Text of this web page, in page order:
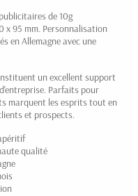
de 10g
x 95 mm. Personnalisation
en Allemagne avec une
un excellent support
Parfaits pour
marquent les esprits tout en
et prospects.
qualité